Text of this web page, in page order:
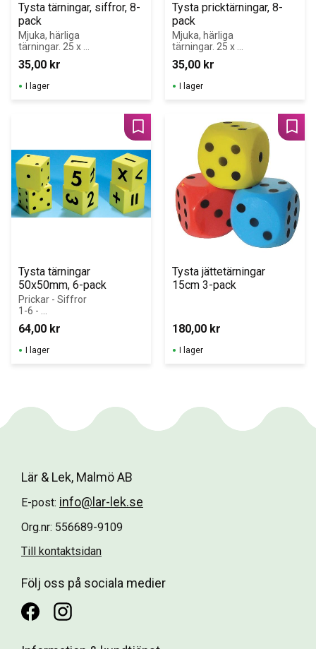
Tysta tärningar, siffror, 8-
pack
Mjuka, härliga
tärningar. 25 x
25 mm
35,00 kr
I lager
Tysta pricktärningar, 8-
pack
Mjuka, härliga
tärningar. 25 x
25 mm
35,00 kr
I lager
Tysta tärningar
50x50mm, 6-pack
Prickar - Siffror
1-6 -
Räknesätten -
Härliga, “mjuka”
tärningar av hög
kvalité i tre olika
64,00 kr
Lägg till i favoriter
I lager
Tysta jättetärningar
15cm 3-pack
180,00 kr
I lager
Lär & Lek, Malmö AB
E-post: info@lar-lek.se
Org.nr: 556689-9109
Till kontaktsidan
Följ oss på sociala medier